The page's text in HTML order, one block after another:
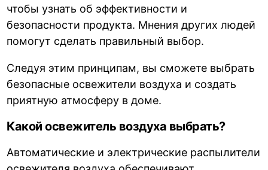
чтобы узнать об эффективности и
безопасности продукта. Мнения других людей
помогут сделать правильный выбор.
Следуя этим принципам, вы сможете выбрать
безопасные освежители воздуха и создать
приятную атмосферу в доме.
Какой освежитель воздуха выбрать?
Автоматические и электрические распылители